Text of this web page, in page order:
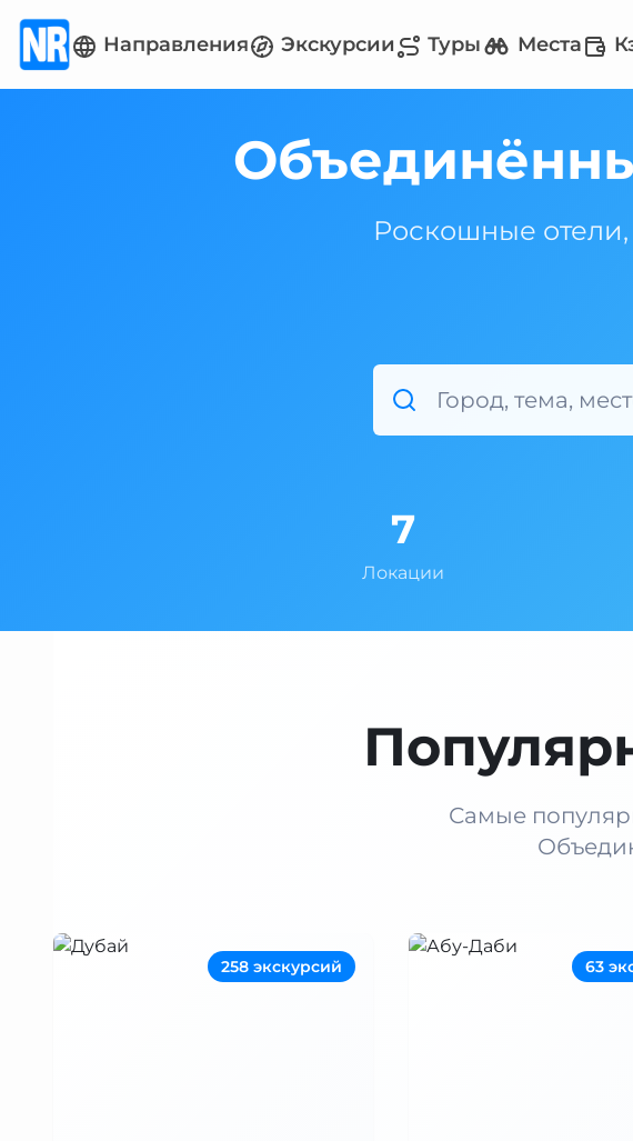
Направления Экскурсии Туры Места
Роскошные
7
Локации
Самые
258 экскурсий 63